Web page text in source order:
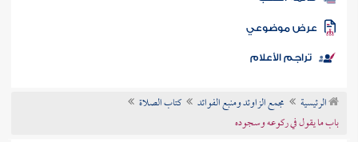
الكتب
موضوعي
تراجم الأعلام
الرئيسية مجمع الزاوئد ومنبع الفوائد
كتاب الصلاة
باب ما يقول في ركوعه وسجوده